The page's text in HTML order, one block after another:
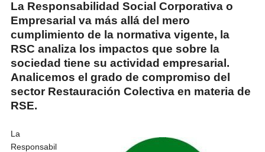
La Responsabilidad Social Corporativa o
Empresarial va más allá del mero
cumplimiento de la normativa vigente, la
RSC analiza los impactos que sobre la
sociedad tiene su actividad empresarial.
Analicemos el grado de compromiso del
sector Restauración Colectiva en materia de
RSE.
La
Responsabil